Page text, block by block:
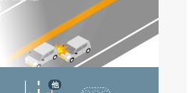
他